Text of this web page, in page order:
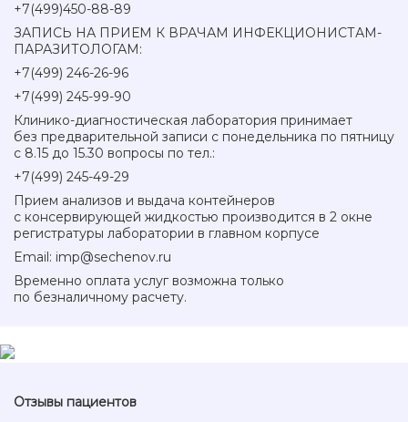
+7(499)450-88-89
ЗАПИСЬ НА ПРИЕМ К ВРАЧАМ ИНФЕКЦИОНИСТАМ-
ПАРАЗИТОЛОГАМ:
+7(499) 246-26-96
+7(499) 245-99-90
Клинико-диагностическая лаборатория принимает
без предварительной записи с понедельника по пятницу
с 8.15 до 15.30 вопросы по тел.:
+7(499) 245-49-29
Прием анализов и выдача контейнеров
с консервирующей жидкостью производится в 2 окне
регистратуры лаборатории в главном корпусе
Email: imp@sechenov.ru
Временно оплата услуг возможна только
по безналичному расчету.
Отзывы пациентов